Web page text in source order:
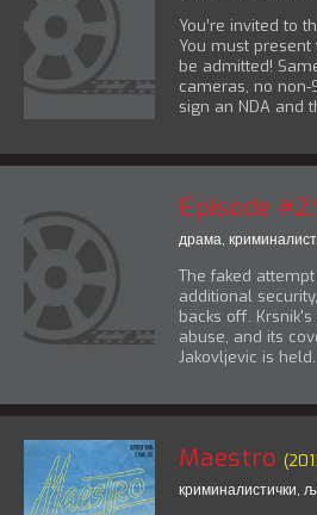
You’re invited to
You must
be admitted!
cameras, no
sign an NDA and
Episode
драма,
The faked
additional
backs off.
abuse, and its
Jakovljevic is
Maestro
криминалистички,